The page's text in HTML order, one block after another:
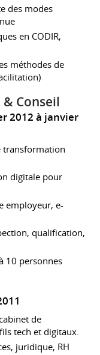
des modes
en CODIR,
méthodes de
Conseil
2012 à janvier
transformation
digitale pour
employeur, e-
qualification,
10 personnes
de
tech et digitaux.
juridique, RH